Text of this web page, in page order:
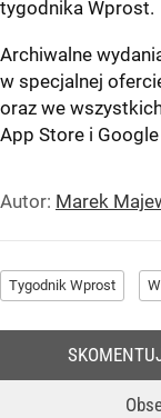
tygodnika Wprost.
Archiwalne
w specjalnej
oraz we
App Store i
Autor: Marek
Tygodnik Wprost